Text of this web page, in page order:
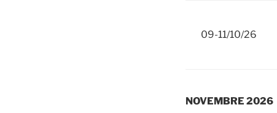
09-11/10/26
NOVEMBRE 2026